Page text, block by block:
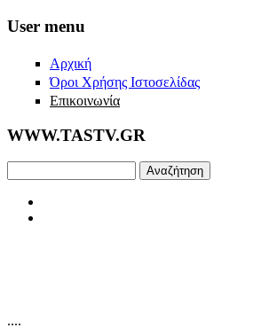
Skip to main content
User menu
Αρχική
Όροι Χρήσης Ιστοσελίδας
Επικοινωνία
WWW.TASTV.GR
....